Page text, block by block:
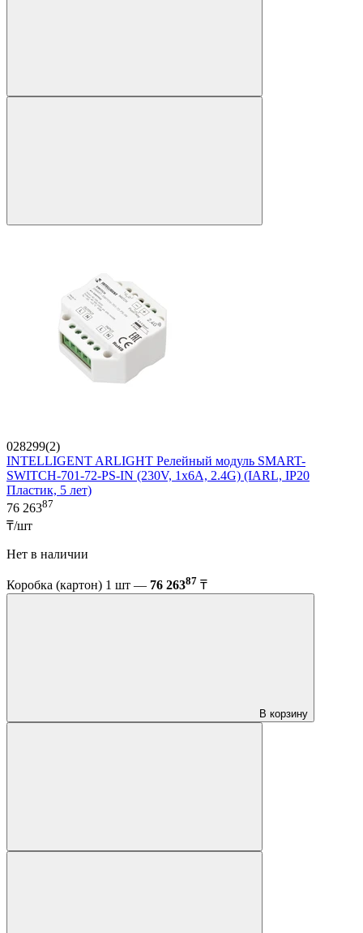
028299(2)
INTELLIGENT ARLIGHT Релейный модуль SMART-
SWITCH-701-72-PS-IN (230V, 1x6A, 2.4G) (IARL, IP20
Пластик, 5 лет)
76 26387
₸/шт
Нет в наличии
Коробка (картон) 1 шт — 76 26387 ₸
В корзину